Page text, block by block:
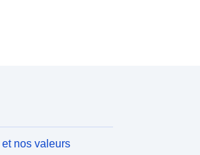
nos valeurs